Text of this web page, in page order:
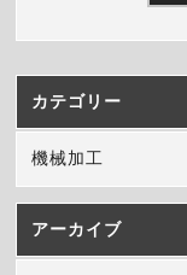
カテゴリー
機械加工
アーカイブ